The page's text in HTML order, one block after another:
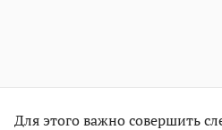
Для этого важно совершить